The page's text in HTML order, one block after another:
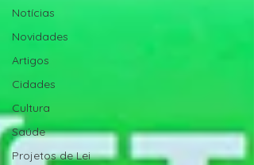
Notícias
Novidades
Artigos
Cidades
Cultura
Saúde
Projetos de Lei